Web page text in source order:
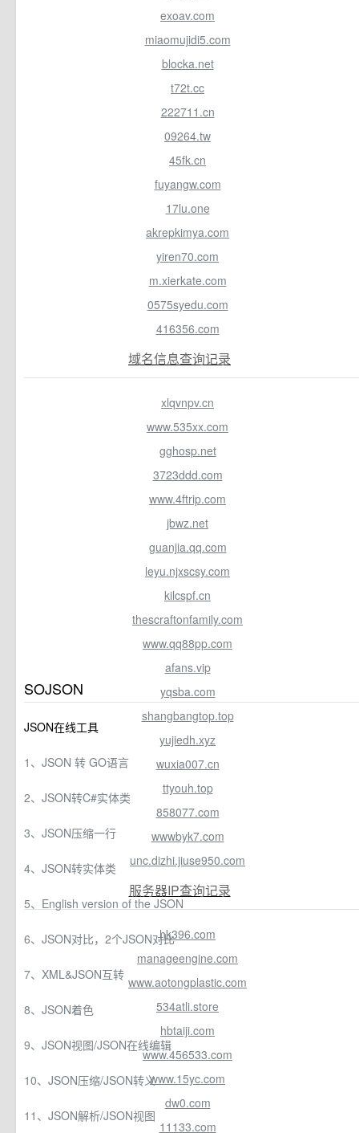
exoav.com
miaomujidi5.com
blocka.net
t72t.cc
222711.cn
09264.tw
45fk.cn
fuyangw.com
17lu.one
akrepkimya.com
yiren70.com
m.xierkate.com
0575syedu.com
416356.com
域名信息查询记录
xlqvnpv.cn
www.535xx.com
gghosp.net
3723ddd.com
www.4ftrip.com
jbwz.net
guanjia.qq.com
leyu.njxscsy.com
kilcspf.cn
thescraftonfamily.com
www.qq88pp.com
afans.vip
yqsba.com
shangbangtop.top
yujiedh.xyz
wuxia007.cn
ttyouh.top
858077.com
wwwbyk7.com
unc.dizhi.jiuse950.com
服务器IP查询记录
hk396.com
manageengine.com
www.aotongplastic.com
534atli.store
hbtaiji.com
www.456533.com
www.15yc.com
dw0.com
11133.com
SOJSON
JSON在线工具
1、JSON 转 GO语言
2、JSON转C#实体类
3、JSON压缩一行
4、JSON转实体类
5、English version of the JSON
6、JSON对比，2个JSON对比
7、XML&JSON互转
8、JSON着色
9、JSON视图/JSON在线编辑
10、JSON压缩/JSON转义
11、JSON解析/JSON视图